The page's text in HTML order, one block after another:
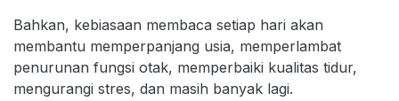
Bahkan, kebiasaan membaca setiap hari akan
membantu memperpanjang usia, memperlambat
penurunan fungsi otak, memperbaiki kualitas tidur,
mengurangi stres, dan masih banyak lagi.